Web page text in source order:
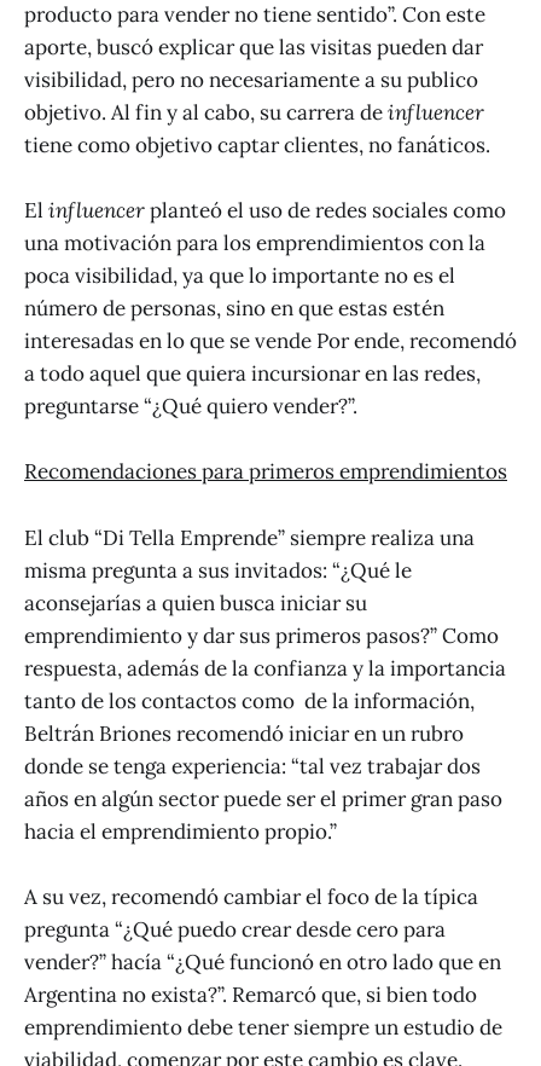
producto para vender no tiene sentido”. Con este
aporte, buscó explicar que las visitas pueden dar
visibilidad, pero no necesariamente a su publico
objetivo. Al fin y al cabo, su carrera deinfluencer
tiene como objetivo captar clientes, no fanáticos.
El influencerplanteó el uso de redes sociales como
una motivación para los emprendimientos con la
poca visibilidad, ya que lo importante no es el
número de personas, sino en que estas estén
interesadas en lo que se vende Por ende, recomendó
a todo aquel que quiera incursionar en las redes,
preguntarse “¿Qué quiero vender?”.
Recomendaciones para primeros emprendimientos
El club “Di Tella Emprende” siempre realiza una
misma pregunta a sus invitados: “¿Qué le
aconsejarías a quien busca iniciar su
emprendimiento y dar sus primeros pasos?” Como
respuesta, además de la confianza y la importancia
tanto de los contactos como de la información,
Beltrán Briones recomendó iniciar en un rubro
donde se tenga experiencia: “tal vez trabajar dos
años en algún sector puede ser el primer gran paso
hacia el emprendimiento propio.”
A su vez, recomendó cambiar el foco de la típica
pregunta “¿Qué puedo crear desde cero para
vender?” hacía “¿Qué funcionó en otro lado que en
Argentina no exista?”. Remarcó que, si bien todo
emprendimiento debe tener siempre un estudio de
viabilidad, comenzar por este cambio es clave.